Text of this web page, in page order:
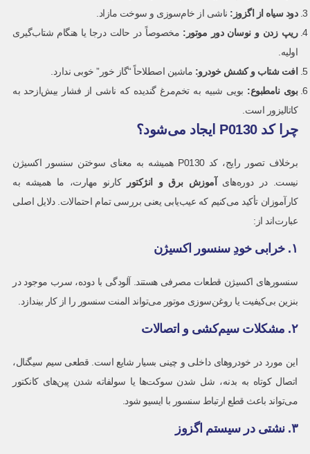
دود سیاه از اگزوز: ناشی از خام‌سوزی و سوخت مازاد.
ریپ زدن و نوسان دور موتور: مخصوصاً در حالت درجا یا هنگام شتاب‌گیری
اولیه.
افت شتاب و کشش خودرو: ماشین اصطلاحاً “گاز خور” خوبی ندارد.
بوی نامطبوع: بویی شبیه به تخم‌مرغ گندیده که ناشی از فشار بیش‌ازحد به
کاتالیزور است.
چرا کد P0130 ایجاد می‌شود؟
برخلاف تصور رایج، کد P0130 همیشه به معنای سوختن سنسور اکسیژن
نیست. در دوره‌های
آموزش برق و انژکتور
کارنو مهارت، ما همیشه به
کارآموزان تأکید می‌کنیم که عیب‌یابی یعنی بررسی تمام احتمالات. دلایل اصلی
عبارت‌اند از:
۱. خرابی خودِ سنسور اکسیژن
سنسورهای اکسیژن قطعات مصرفی هستند. آلودگی با دوده، سرب موجود در
بنزین بی‌کیفیت یا روغن‌سوزی موتور می‌تواند المنت سنسور را از کار بیندازد.
۲. مشکلات سیم‌کشی و اتصالات
این مورد در خودروهای داخلی و چینی بسیار شایع است. قطعی سیم سیگنال،
اتصال کوتاه به بدنه، شل شدن سوکت‌ها یا سولفاته شدن پین‌های کانکتور
می‌تواند باعث قطع ارتباط سنسور با ایسیو شود.
۳. نشتی در سیستم اگزوز